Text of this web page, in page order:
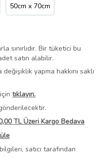
50cm x 70cm
sınırlıdır. Bir tüketici bu
satın alabilir.
yapma hakkını saklı
tıklayın.
TL Üzeri Kargo Bedava
satıcı tarafından